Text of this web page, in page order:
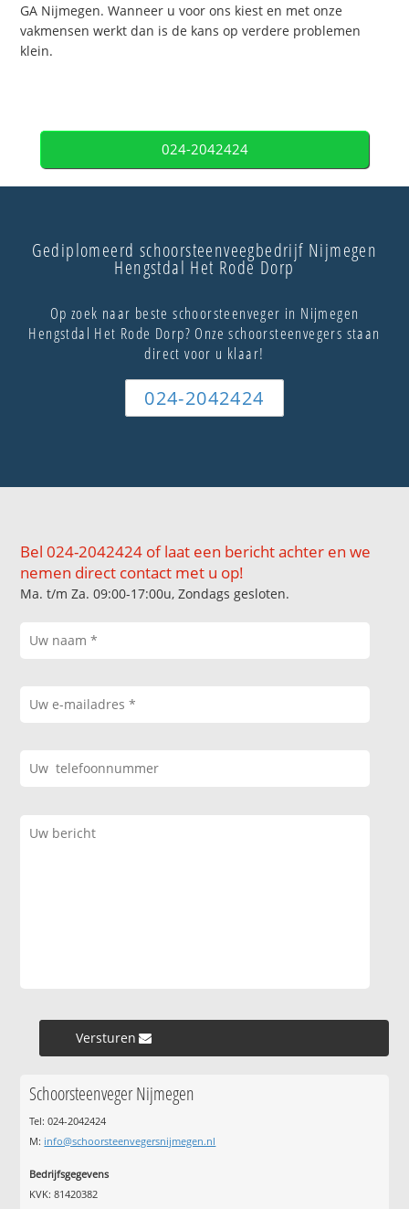
GA Nijmegen. Wanneer u voor ons kiest en met onze
vakmensen werkt dan is de kans op verdere problemen
klein.
024-2042424
Gediplomeerd schoorsteenveegbedrijf Nijmegen
Hengstdal Het Rode Dorp
Op zoek naar beste schoorsteenveger in Nijmegen
Hengstdal Het Rode Dorp? Onze schoorsteenvegers staan
direct voor u klaar!
024-2042424
Bel 024-2042424 of laat een bericht achter en we
nemen direct contact met u op!
Ma. t/m Za. 09:00-17:00u, Zondags gesloten.
Versturen »
Schoorsteenveger Nijmegen
Tel: 024-2042424
M: info@schoorsteenvegersnijmegen.nl
Bedrijfsgegevens
KVK: 81420382